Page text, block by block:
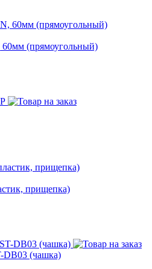
60мм (прямоугольный)
прищепка)
DB03 (чашка)